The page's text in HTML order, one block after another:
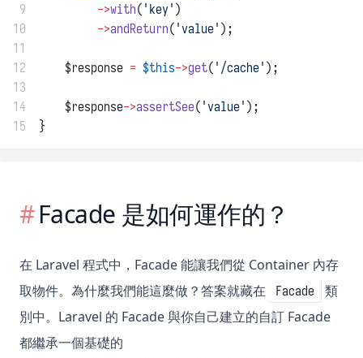
9
->with( 'key' )
10
->andReturn( 'value' );
11
12
    $response
= $this->get( '/cache' );
13
14
    $response
->assertSee( 'value' );
15
}
Facade 是如何運作的？
在 Laravel 程式中，Facade 能讓我們從 Container 內存
取物件。為什麼我們能這麼做？答案就藏在
Facade
類
別中。Laravel 的 Facade 與你自己建立的自訂 Facade
都繼承一個基礎的